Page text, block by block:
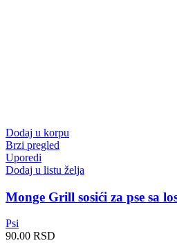
Dodaj u korpu
Brzi pregled
Uporedi
Dodaj u listu želja
Monge Grill sosići za pse sa
Psi
90.00 RSD